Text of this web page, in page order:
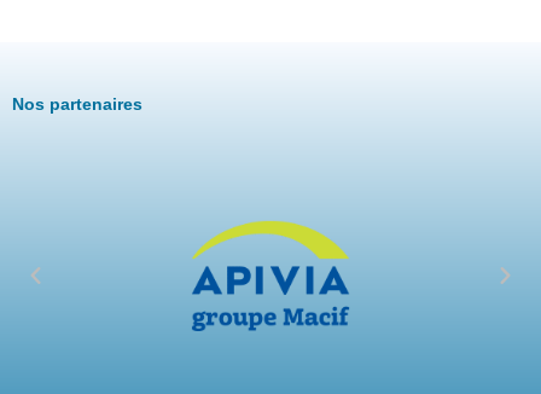
Nos partenaires